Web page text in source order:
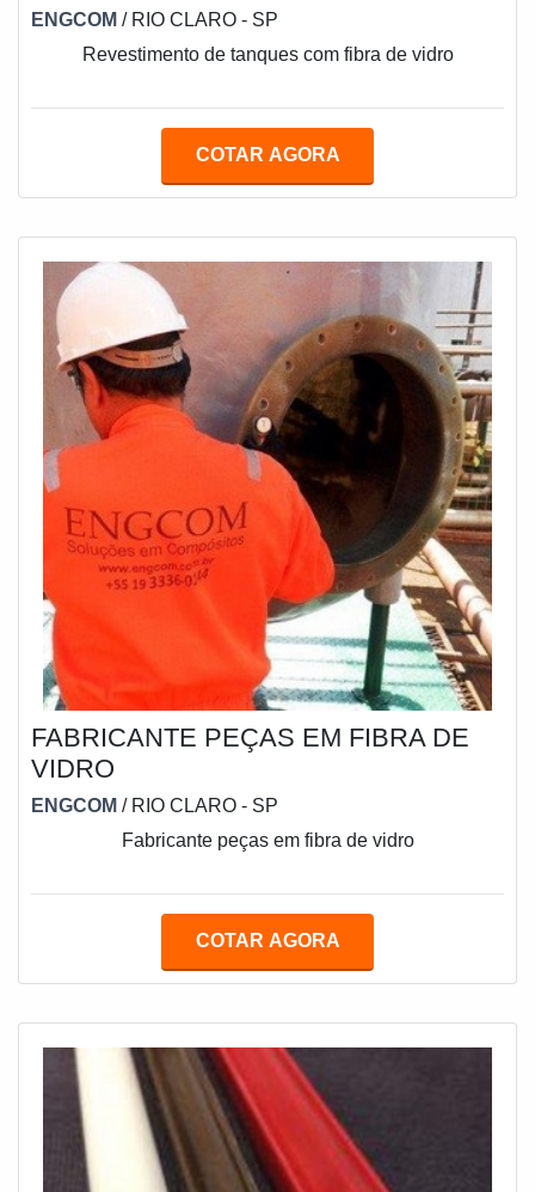
ENGCOM / RIO CLARO - SP
Revestimento de tanques com fibra de vidro
COTAR AGORA
FABRICANTE PEÇAS EM FIBRA DE
VIDRO
ENGCOM / RIO CLARO - SP
Fabricante peças em fibra de vidro
COTAR AGORA